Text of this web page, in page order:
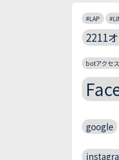
#LAP
2211
botアクセス
google